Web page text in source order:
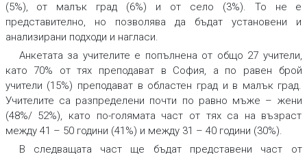
(5%), от малък град (6%) и от село (3%). То не е
представително, но позволява да бъдат установени и
анализирани подходи и нагласи.
Анкетата за учителите е попълнена от общо 27 учители,
като 70% от тях преподават в София, а по равен брой
учители (15%) преподават в областен град и в малък град.
Учителите са разпределени почти по равно мъже – жени
(48%/ 52%), като по-голямата част от тях са на възраст
между 41 – 50 години (41%) и между 31 – 40 години (30%).
В следващата част ще бъдат представени част от